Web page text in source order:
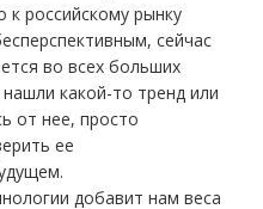
российскому рынку
сейчас
во всех больших
какой-то тренд или
от нее, просто
ее
добавит нам веса